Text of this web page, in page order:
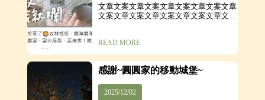
文章文案文章文案文章文案文章文案文章
文案文章文案文章文案文章文案文章文案
READ MORE
感謝~圓圓家的移動城堡~
2025/12/02